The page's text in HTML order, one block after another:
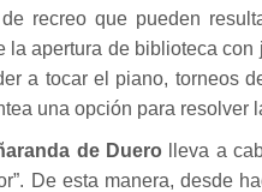
recreo que pueden
la apertura de biblioteca
a tocar el piano, torneos
una opción para resolver
de Duero lleva a
De esta manera, desde